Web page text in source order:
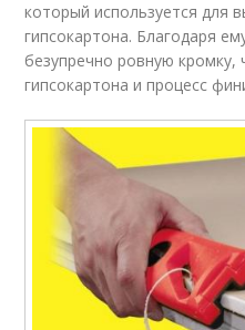
который используется для
гипсокартона. Благодаря
безупречно ровную
гипсокартона и процесс